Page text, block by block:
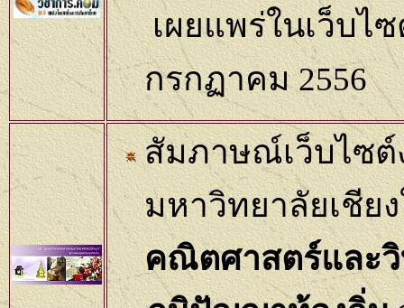
เผยแพร่ในเว็บไ
กรกฏาคม 2556
สัมภาษณ์เว็บไซ
มหาวิทยาลัยเชียง
คณิตศาสตร์และวิ